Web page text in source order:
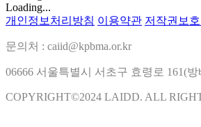
Loading...
개인정보처리방침 이용약관 저작권보
문의처 : caiid@kpbma.or.kr
06666 서울특별시 서초구 효령로 161(
COPYRIGHT©2024 LAIDD. ALL